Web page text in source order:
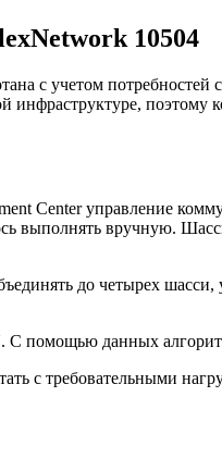
10504
с учетом
инфраструктуре,
Center управление
выполнять вручную.
до четырех
помощью данных
с требовательными